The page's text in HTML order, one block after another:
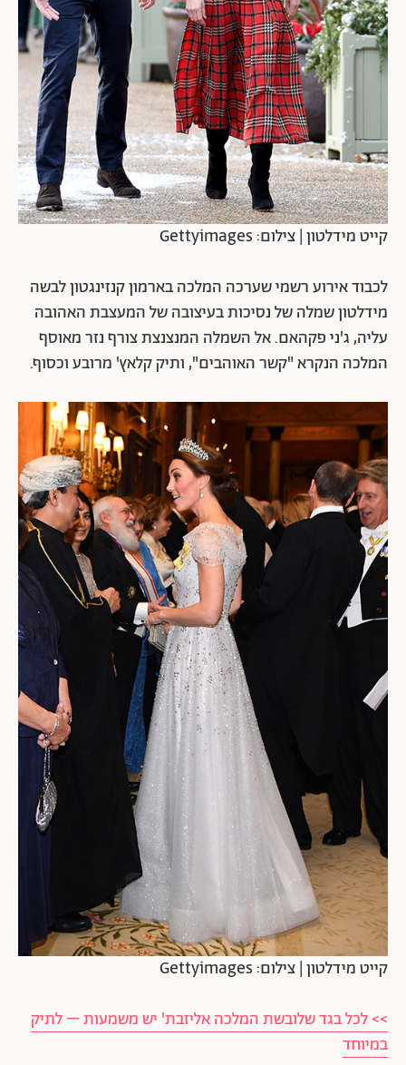
קייט מידלטון | צילום: Gettyimages
לכבוד אירוע רשמי שערכה המלכה בארמון קנזינגטון לבשה
מידלטון שמלה של נסיכות בעיצובה של המעצבת האהובה
עליה, ג'ני פקהאם. אל השמלה המנצנצת צורף נזר מאוסף
המלכה הנקרא "קשר האוהבים", ותיק קלאץ' מרובע וכסוף.
קייט מידלטון | צילום: Gettyimages
>> לכל בגד שלובשת המלכה אליזבת' יש משמעות – לתיק
במיוחד